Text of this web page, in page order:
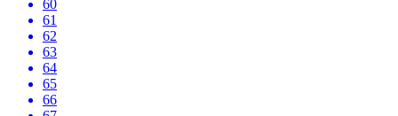
60
61
62
63
64
65
66